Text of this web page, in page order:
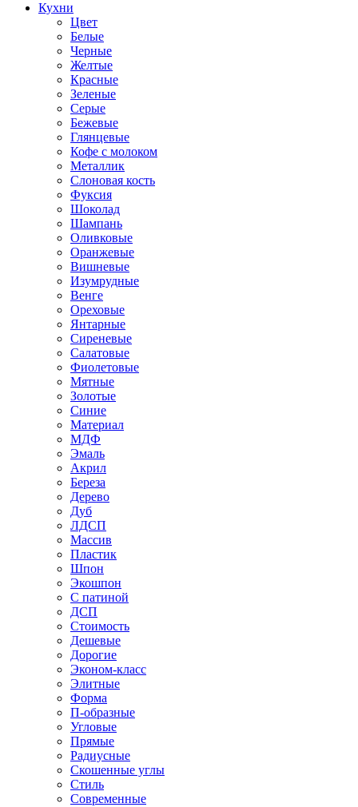
Кухни
Цвет
Белые
Черные
Желтые
Красные
Зеленые
Серые
Бежевые
Глянцевые
Кофе с молоком
Металлик
Слоновая кость
Фуксия
Шоколад
Шампань
Оливковые
Оранжевые
Вишневые
Изумрудные
Венге
Ореховые
Янтарные
Сиреневые
Салатовые
Фиолетовые
Мятные
Золотые
Синие
Материал
МДФ
Эмаль
Акрил
Береза
Дерево
Дуб
ЛДСП
Массив
Пластик
Шпон
Экошпон
С патиной
ДСП
Стоимость
Дешевые
Дорогие
Эконом-класс
Элитные
Форма
П-образные
Угловые
Прямые
Радиусные
Скошенные углы
Стиль
Современные